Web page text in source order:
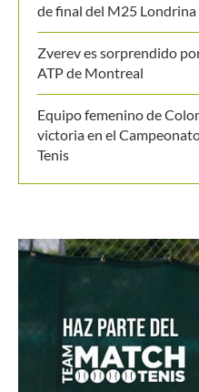
Juan Sebastián Osorio y
Zverev es sorprendido
Equipo femenino de
victoria en el